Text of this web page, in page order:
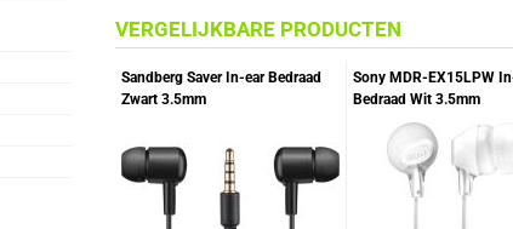
VERGELIJKBARE PRODUCTEN
Sandberg Saver In-ear Bedraad
Zwart 3.5mm
Sony MDR-EX15LPW
Bedraad Wit 3.5mm